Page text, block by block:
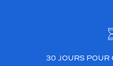
30 JOURS POUR